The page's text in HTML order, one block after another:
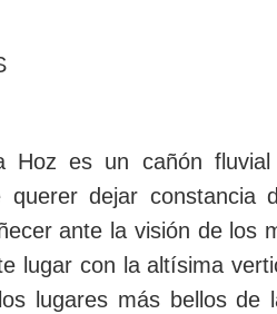
Hoz es un cañón
querer dejar
ante la visión de los
lugar con la altísima
lugares más bellos de